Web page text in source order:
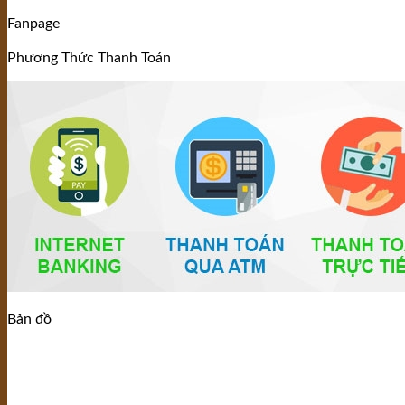
Fanpage
Phương Thức Thanh Toán
Bản đồ